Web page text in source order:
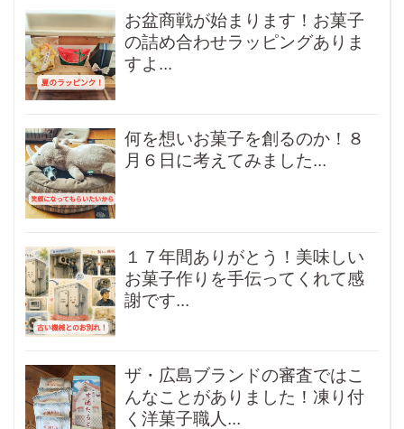
お盆商戦が始まります！お菓子
の詰め合わせラッピングありま
すよ...
何を想いお菓子を創るのか！８
月６日に考えてみました...
１７年間ありがとう！美味しい
お菓子作りを手伝ってくれて感
謝です...
ザ・広島ブランドの審査ではこ
んなことがありました！凍り付
く洋菓子職人...